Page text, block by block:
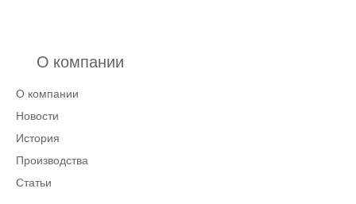
О компании
О компании
Новости
История
Производства
Статьи